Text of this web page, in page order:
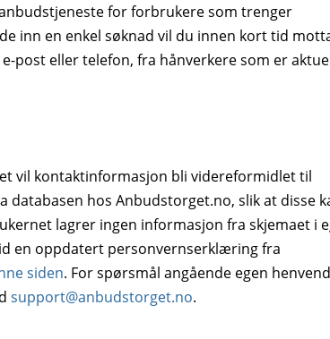
for forbrukere som trenger
inn en enkel søknad vil du innen kort tid
post eller telefon, fra hånverkere som er
vil kontaktinformasjon bli videreformidlet til
databasen hos Anbudstorget.no, slik at disse
lagrer ingen informasjon fra skjemaet i
en oppdatert personvernserklæring fra
siden. For spørsmål angående egen
support@anbudstorget.no.